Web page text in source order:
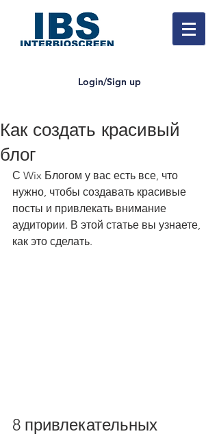
Login/Sign up
Как создать красивый
блог
С Wix Блогом у вас есть все, что
нужно, чтобы создавать красивые
посты и привлекать внимание
аудитории. В этой статье вы узнаете,
как это сделать.
8 привлекательных